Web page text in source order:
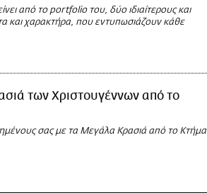
από το portfolio του, δύο ιδιαίτερους και
και χαρακτήρα, που εντυπωσιάζουν κάθε
των Χριστουγέννων από το
σας με τα Μεγάλα Κρασιά από το Κτήμα